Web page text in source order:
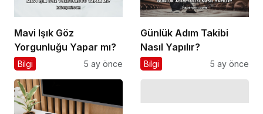
Mavi Işık Göz
Yorgunluğu Yapar mı?
Bilgi 5 ay önce
Günlük Adım Takibi
Nasıl Yapılır?
Bilgi 5 ay önce